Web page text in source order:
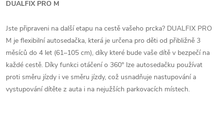
DUALFIX PRO M
Jste připraveni na další etapu na cestě vašeho prcka? DUALFIX PRO
M je flexibilní autosedačka, která je určena pro děti od přibližně 3
měsíců do 4 let (61–105 cm), díky které bude vaše dítě v bezpečí na
každé cestě. Díky funkci otáčení o 360° lze autosedačku používat
proti směru jízdy i ve směru jízdy, což usnadňuje nastupování a
vystupování dítěte z auta i na nejužších parkovacích místech.